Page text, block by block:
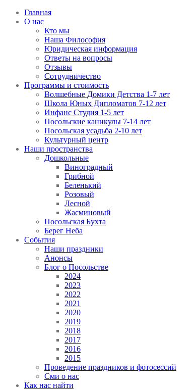
Главная
О нас
Кто мы
Наша Философия
Юридическая информация
Ответы на вопросы
Отзывы
Сотрудничество
Программы и стоимость
Волшебные Домики Детства 1-7 лет
Школа Юных Дипломатов 7-12 лет
Инфанс Студия 1-5 лет
Посольские каникулы 7-14 лет
Посольская усадьба 2-10 лет
Культурный центр
Наши пространства
Дошкольные
Виноградный
Грибной
Беленький
Розовый
Лесной
Жасминовый
Посольская Бухта
Берег Неба
События
Наши праздники
Анонсы
Блог о Посольстве
2024
2023
2022
2021
2020
2019
2018
2017
2016
2015
Проведение праздников и фотосессий
Сми о нас
Как нас найти